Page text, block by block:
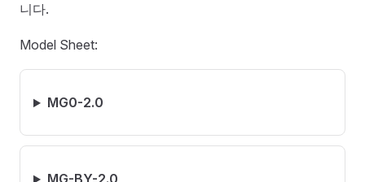
니다.
Model Sheet:
MG0-2.0